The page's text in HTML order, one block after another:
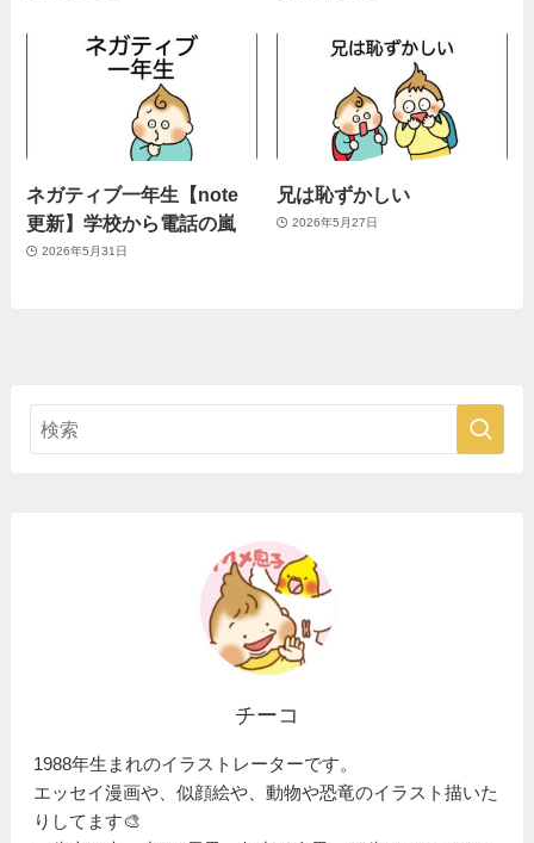
ネガティブ一年生【note
更新】学校から電話の嵐
2026年5月31日
兄は恥ずかしい
2026年5月27日
チーコ
1988年生まれのイラストレーターです。
エッセイ漫画や、似顔絵や、動物や恐竜のイラスト描いた
りしてます🎨